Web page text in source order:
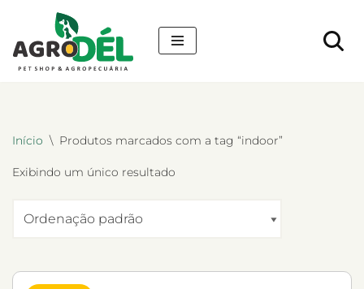
Pular
para
Início \ Produtos marcados com a tag “indoor”
Exibindo um único resultado